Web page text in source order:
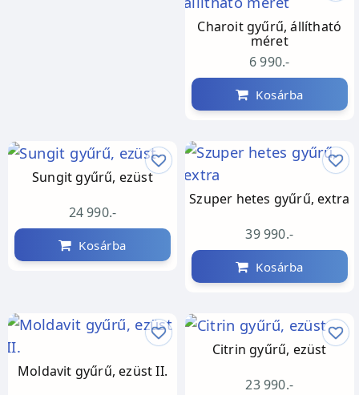
Charoit gyűrű, állítható
méret
6 990.-
Kosárba
Sungit gyűrű, ezüst
24 990.-
Kosárba
Szuper hetes gyűrű, extra
39 990.-
Kosárba
Moldavit gyűrű, ezüst II.
Citrin gyűrű, ezüst
23 990.-